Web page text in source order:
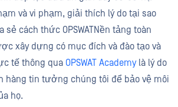
và vi phạm, giải thích lý do tại sao
sẻ cách thức OPSWATNền tảng toàn
xây dựng có mục đích và đào tạo và
tế thông qua OPSWAT Academylà lý do
hàng tin tưởng chúng tôi để bảo vệ môi
họ.